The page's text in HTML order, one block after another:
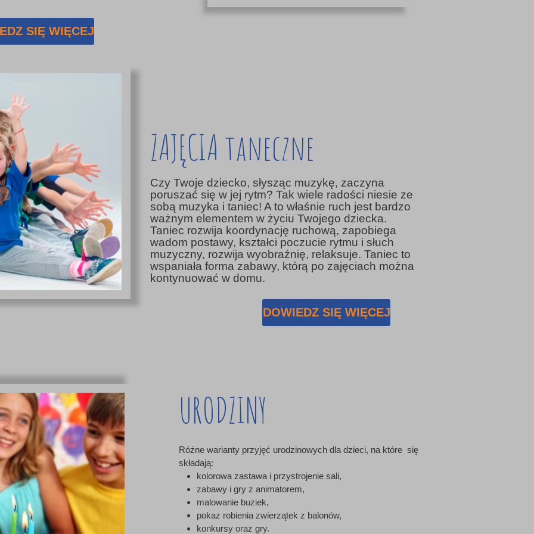
SIĘ WIĘCEJ
DOWIEDZ SIĘ WIĘCEJ
ZAJĘCIA taneczne
Czy Twoje dziecko, słysząc muzykę, zaczyna
poruszać się w jej rytm? Tak wiele radości niesie ze
sobą muzyka i taniec! A to właśnie ruch jest bardzo
ważnym elementem w życiu Twojego dziecka.
Taniec rozwija koordynację ruchową, zapobiega
wadom postawy, kształci poczucie rytmu i słuch
muzyczny, rozwija wyobraźnię, relaksuje. Taniec to
wspaniała forma zabawy, którą po zajęciach można
kontynuować w domu.
URODZINY
Różne warianty przyjęć urodzinowych dla dzieci, na które się
składają:
kolorowa zastawa i przystrojenie sali,
zabawy i gry z animatorem,
malowanie buziek,
pokaz robienia zwierzątek z balonów,
konkursy oraz gry.